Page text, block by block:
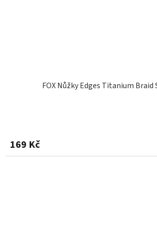
FOX Nůžky Edges Titanium Braid
169 Kč